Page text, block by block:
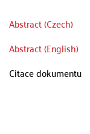
Abstract (Czech)
Abstract (English)
Citace dokumentu